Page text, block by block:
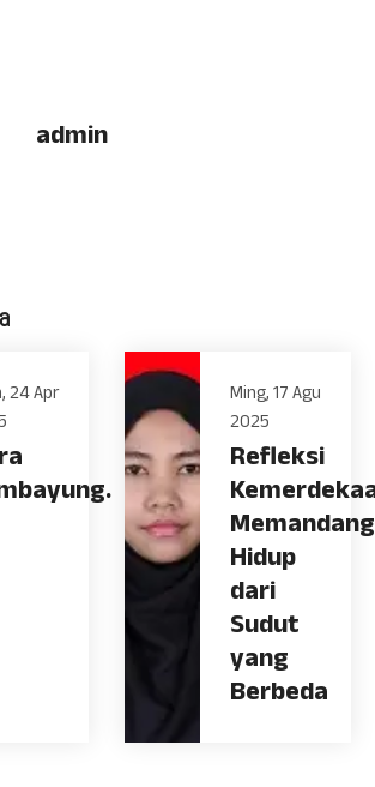
admin
24 Apr
Ming, 17 Agu
2025
Refleksi
Memandang
Hidup
dari
Sudut
yang
Berbeda